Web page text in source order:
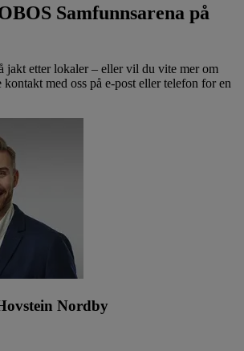
Samfunnsarena på
jakt etter lokaler – eller vil du vite mer om
med oss på e-post eller telefon for en
Nordby